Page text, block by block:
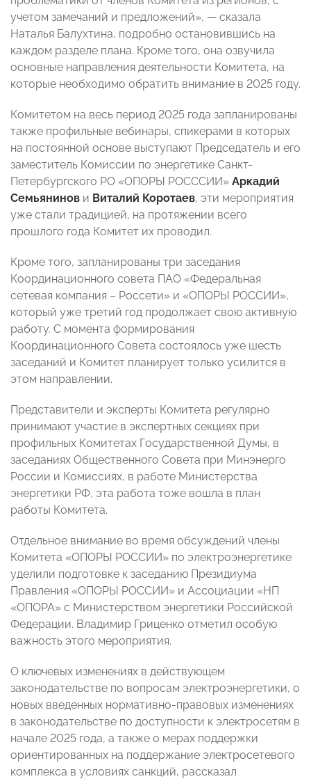
учетом замечаний и предложений», — сказала
Наталья Балухтина, подробно остановившись на
каждом разделе плана. Кроме того, она озвучила
основные направления деятельности Комитета, на
которые необходимо обратить внимание в 2025 году.
Комитетом на весь период 2025 года запланированы
также профильные вебинары, спикерами в которых
на постоянной основе выступают Председатель и его
заместитель Комиссии по энергетике Санкт-
Петербургского РО «ОПОРЫ РОСССИИ» Аркадий
Семьянинов и Виталий Коротаев, эти мероприятия
уже стали традицией, на протяжении всего
прошлого года Комитет их проводил.
Кроме того, запланированы три заседания
Координационного совета ПАО «Федеральная
сетевая компания – Россети» и «ОПОРЫ РОССИИ»,
который уже третий год продолжает свою активную
работу. С момента формирования
Координационного Совета состоялось уже шесть
заседаний и Комитет планирует только усилится в
этом направлении.
Представители и эксперты Комитета регулярно
принимают участие в экспертных секциях при
профильных Комитетах Государственной Думы, в
заседаниях Общественного Совета при Минэнерго
России и Комиссиях, в работе Министерства
энергетики РФ, эта работа тоже вошла в план
работы Комитета.
Отдельное внимание во время обсуждений члены
Комитета «ОПОРЫ РОССИИ» по электроэнергетике
уделили подготовке к заседанию Президиума
Правления «ОПОРЫ РОССИИ» и Ассоциации «НП
«ОПОРА» с Министерством энергетики Российской
Федерации. Владимир Гриценко отметил особую
важность этого мероприятия.
О ключевых изменениях в действующем
законодательстве по вопросам электроэнергетики, о
новых введенных нормативно-правовых изменениях
в законодательстве по доступности к электросетям в
начале 2025 года, а также о мерах поддержки
ориентированных на поддержание электросетевого
комплекса в условиях санкций, рассказал